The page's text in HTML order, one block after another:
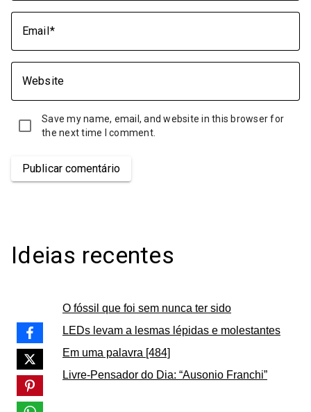
Email
Website
Save my name, email, and website in this browser for
the next time I comment.
Publicar comentário
Ideias recentes
O fóssil que foi sem nunca ter sido
LEDs levam a lesmas lépidas e molestantes
Em uma palavra [484]
Livre-Pensador do Dia: “Ausonio Franchi”